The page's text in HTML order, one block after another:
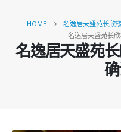
HOME 名逸居天盛苑长欣
名逸居天盛苑长
名逸居天盛苑